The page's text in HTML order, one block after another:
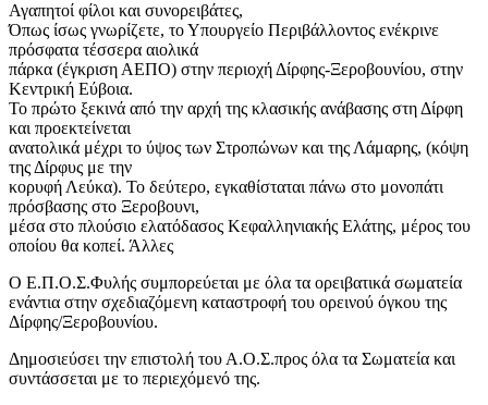
Αγαπητοί φίλοι και συνορειβάτες,
Όπως ίσως γνωρίζετε, το Υπουργείο Περιβάλλοντος ενέκρινε
πρόσφατα τέσσερα αιολικά
πάρκα (έγκριση ΑΕΠΟ) στην περιοχή Δίρφης-Ξεροβουνίου, στην
Κεντρική Εύβοια.
Το πρώτο ξεκινά από την αρχή της κλασικής ανάβασης στη Δίρφη
και προεκτείνεται
ανατολικά μέχρι το ύψος των Στροπώνων και της Λάμαρης, (κόψη
της Δίρφυς με την
κορυφή Λεύκα). Το δεύτερο, εγκαθίσταται πάνω στο μονοπάτι
πρόσβασης στο Ξεροβουνι,
μέσα στο πλούσιο ελατόδασος Κεφαλληνιακής Ελάτης, μέρος του
οποίου θα κοπεί. Άλλες
Ο Ε.Π.Ο.Σ.Φυλής συμπορεύεται με όλα τα ορειβατικά σωματεία
ενάντια στην σχεδιαζόμενη καταστροφή του ορεινού όγκου της
Δίρφης/Ξεροβουνίου.
Δημοσιεύσει την επιστολή του Α.Ο.Σ.προς όλα τα Σωματεία και
συντάσσεται με το περιεχόμενό της.